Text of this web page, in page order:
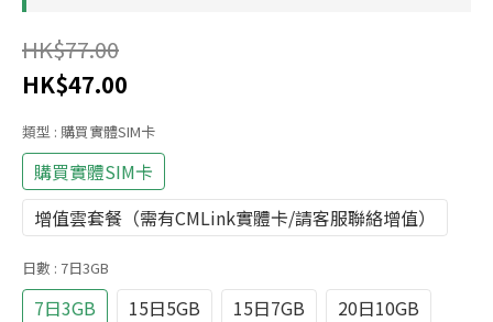
HK$77.00
HK$47.00
類型 : 購買實體SIM卡
購買實體SIM卡
增值雲套餐（需有CMLink實體卡/請客服聯絡增值）
日數 : 7日3GB
7日3GB 15日5GB 15日7GB
20日10GB